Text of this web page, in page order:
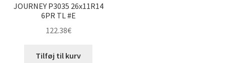
JOURNEY P3035 26x11R14
6PR TL #E
122.38€
Tilføj til kurv